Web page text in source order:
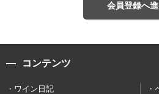
会員登録へ
コンテンツ
ワイン日記